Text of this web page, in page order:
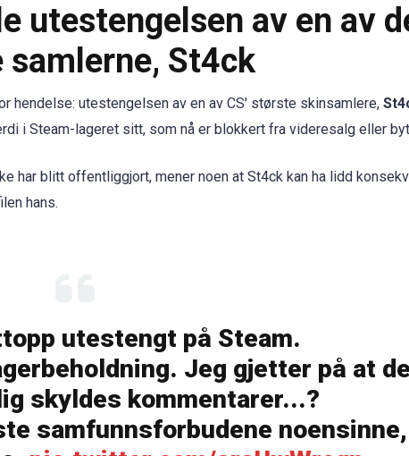
utestengelsen av en av
St4ck
hendelse: utestengelsen av en av CS' største skinsamlere,
i Steam-lageret sitt, som nå er blokkert fra videresalg eller
har blitt offentliggjort, mener noen at St4ck kan ha lidd
hans.
utestengt på Steam.
Jeg gjetter på at
skyldes kommentarer...?
samfunnsforbudene noensinne,